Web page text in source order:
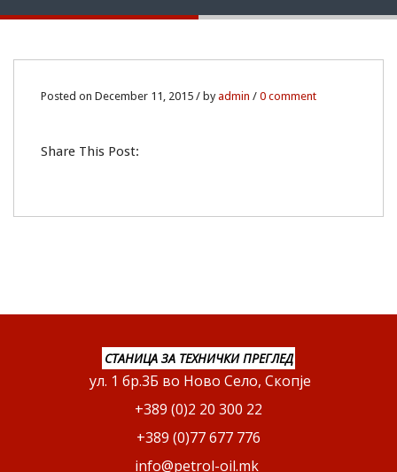
11
Posted on December 11, 2015 / byadmin / 0 comment
Share This Post:
СТАНИЦА ЗА ТЕХНИЧКИ ПРЕГЛЕД
ул. 1 бр.3Б во Ново Село, Скопје
+389 (0)2 20 300 22
+389 (0)77 677 776
info@petrol-oil.mk